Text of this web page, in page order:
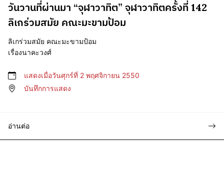
วันวานที่ผ่านมา “จุฬาวาทิต” จุฬาวาทิตครั้งที่ 142
ลิเกร่วมสมัย คณะมะขามป้อม
ลิเกร่วมสมัย คณะมะขามป้อม
เรื่องนาคะวงศ์
แสดงเมื่อวันศุกร์ที่ 2 พฤศจิกายน 2550
บันทึกการแสดง
อ่านต่อ